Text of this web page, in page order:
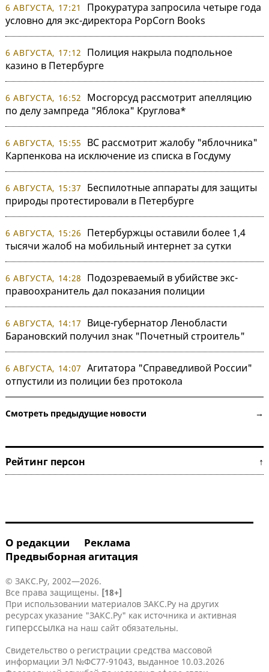
6 АВГУСТА, 17:21
Прокуратура запросила четыре года
условно для экс-директора PopCorn Books
6 АВГУСТА, 17:12
Полиция накрыла подпольное
казино в Петербурге
6 АВГУСТА, 16:52
Мосгорсуд рассмотрит апелляцию
по делу зампреда "Яблока" Круглова*
6 АВГУСТА, 15:55
ВС рассмотрит жалобу "яблочника"
Карпенкова на исключение из списка в Госдуму
6 АВГУСТА, 15:37
Беспилотные аппараты для защиты
природы протестировали в Петербурге
6 АВГУСТА, 15:26
Петербуржцы оставили более 1,4
тысячи жалоб на мобильный интернет за сутки
6 АВГУСТА, 14:28
Подозреваемый в убийстве экс-
правоохранитель дал показания полиции
6 АВГУСТА, 14:17
Вице-губернатор Ленобласти
Барановский получил знак "Почетный строитель"
6 АВГУСТА, 14:07 Агитатора "Справедливой России"
отпустили из полиции без протокола
Смотреть предыдущие новости →
Рейтинг персон ↑
О редакции
Реклама
Предвыборная агитация
© ЗАКС.Ру, 2002—2026.
Все права защищены. [18+]
При использовании материалов ЗАКС.Ру на других
ресурсах указание "ЗАКС.Ру" как источника и активная
гиперссылка на наш сайт обязательны.
Свидетельство о регистрации средства массовой
информации ЭЛ №ФС77-91043, выданное 10.03.2026